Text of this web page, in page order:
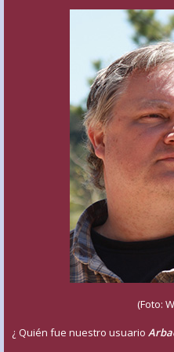
(Foto:
¿ Quién fue nuestro usuario